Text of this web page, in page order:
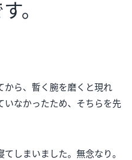
。
から、暫く腕を磨くと現れ
いなかったため、そちらを先
しまいました。無念なり。